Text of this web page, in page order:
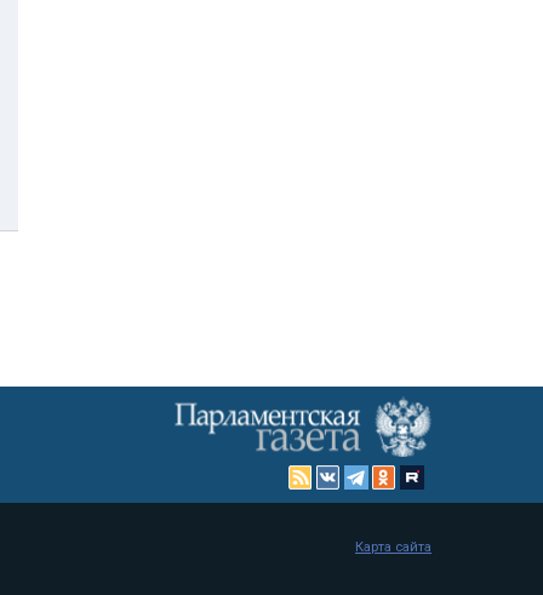
Карта сайта